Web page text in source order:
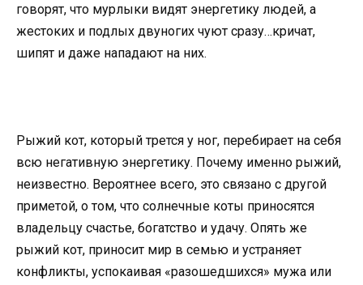
говорят, что мурлыки видят энергетику людей, а
жестоких и подлых двуногих чуют сразу…кричат,
шипят и даже нападают на них.
Рыжий кот, который трется у ног, перебирает на себя
всю негативную энергетику. Почему именно рыжий,
неизвестно. Вероятнее всего, это связано с другой
приметой, о том, что солнечные коты приносятся
владельцу счастье, богатство и удачу. Опять же
рыжий кот, приносит мир в семью и устраняет
конфликты, успокаивая «разошедшихся» мужа или